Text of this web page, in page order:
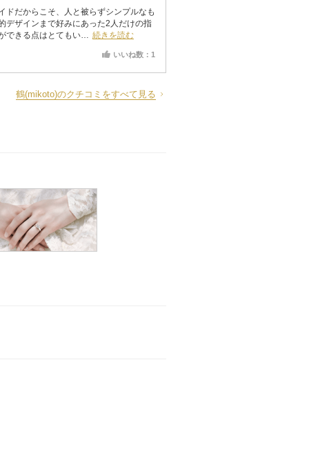
ドだからこそ、人と被らずシンプルなも
デザインまで好みにあった2人だけの指
できる点はとてもい… 続きを読む
いいね数：1
鶴(mikoto)のクチコミをすべて見る